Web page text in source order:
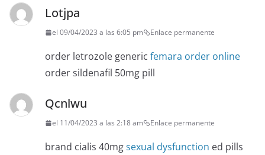
Lotjpa
el 09/04/2023 a las 6:05 pm Enlace permanente
order letrozole generic femara order online
order sildenafil 50mg pill
Qcnlwu
el 11/04/2023 a las 2:18 am Enlace permanente
brand cialis 40mgsexual dysfunction ed pills